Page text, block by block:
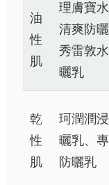
油
性
肌
理膚寶
清爽防
秀雷敦
曬乳
乾
性
肌
珂潤潤
曬乳、
防曬乳